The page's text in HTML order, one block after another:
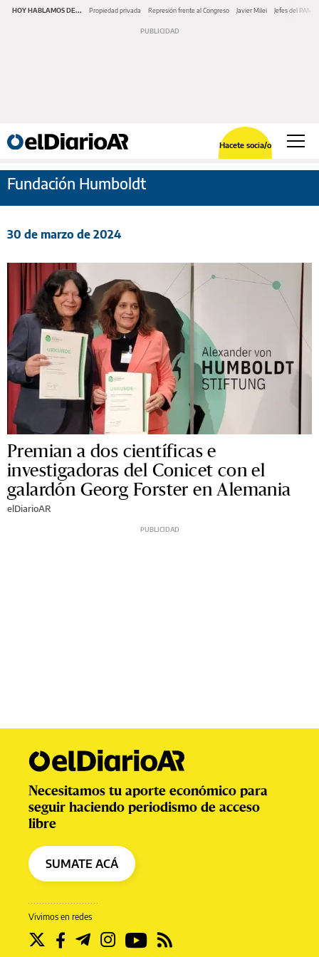
HOY HABLAMOS DE... Propiedad privada Represión frente al Congreso Javier Milei Jefes del PAMI
Hacete socia/o
Fundación Humboldt
30 de marzo de 2024
Premian a dos científicas e
investigadoras del Conicet con el
galardón Georg Forster en Alemania
elDiarioAR
Vivimos en redes
Necesitamos tu aporte económico para
seguir haciendo periodismo de acceso
libre
SUMATE ACÁ